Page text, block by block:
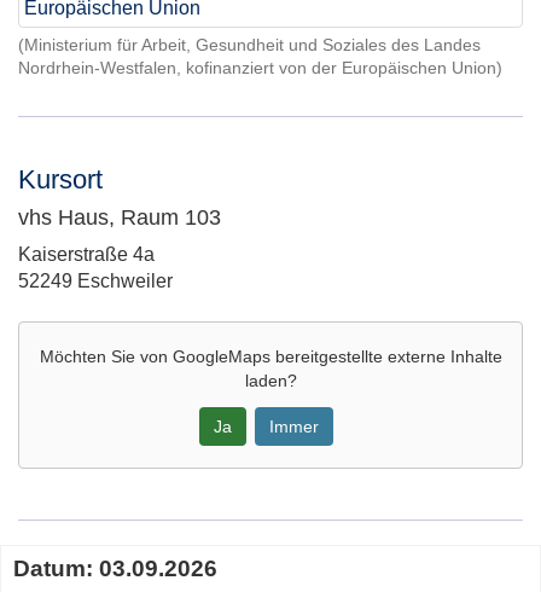
(Ministerium für Arbeit, Gesundheit und Soziales des Landes
Nordrhein-Westfalen, kofinanziert von der Europäischen Union)
Kursort
vhs Haus, Raum 103
Adresse:
Kaiserstraße 4a
52249 Eschweiler
Möchten Sie von GoogleMapsbereitgestellte externe Inhalte
laden?
Ja Immer
Maps
von
Termine
zum
Datum: 03.09.2026